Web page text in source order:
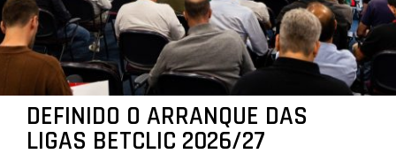
DEFINIDO O ARRANQUE DAS
LIGAS BETCLIC 2026/27